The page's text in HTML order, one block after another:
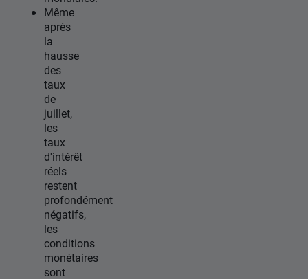
Même
après
la
hausse
des
taux
de
juillet,
les
taux
d'intérêt
réels
restent
profondément
négatifs,
les
conditions
monétaires
sont